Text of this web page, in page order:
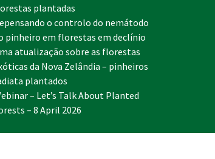
plantadas
o controlo do nemátodo
pinheiro em florestas em declínio
atualização sobre as florestas
da Nova Zelândia – pinheiros
plantados
– Let’s Talk About Planted
– 8 April 2026